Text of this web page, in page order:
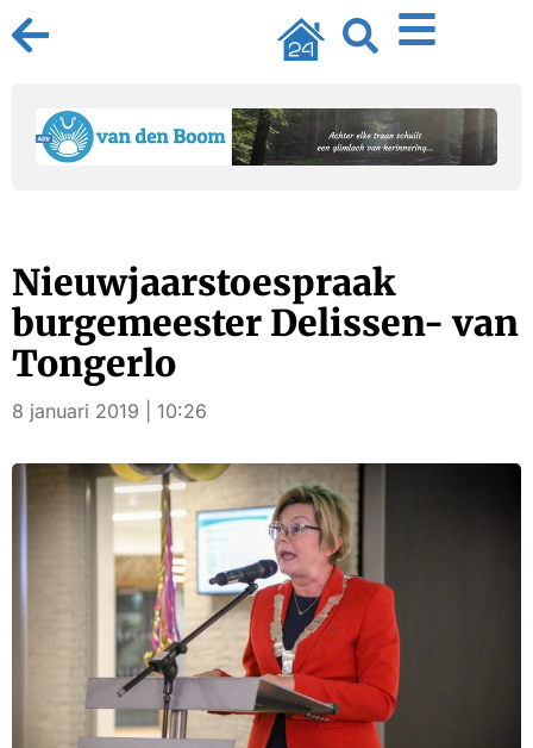
Nieuwjaarstoespraak
burgemeester Delissen- van
Tongerlo
8 januari 2019 | 10:26